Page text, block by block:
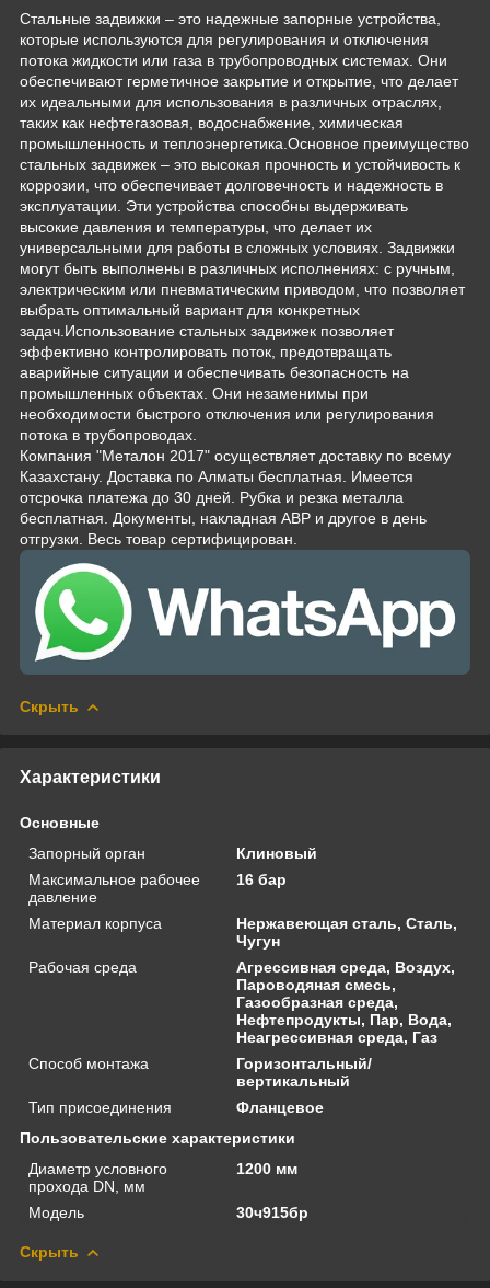
Стальные задвижки – это надежные запорные устройства,
которые используются для регулирования и отключения
потока жидкости или газа в трубопроводных системах. Они
обеспечивают герметичное закрытие и открытие, что делает
их идеальными для использования в различных отраслях,
таких как нефтегазовая, водоснабжение, химическая
промышленность и теплоэнергетика.Основное преимущество
стальных задвижек – это высокая прочность и устойчивость к
коррозии, что обеспечивает долговечность и надежность в
эксплуатации. Эти устройства способны выдерживать
высокие давления и температуры, что делает их
универсальными для работы в сложных условиях. Задвижки
могут быть выполнены в различных исполнениях: с ручным,
электрическим или пневматическим приводом, что позволяет
выбрать оптимальный вариант для конкретных
задач.Использование стальных задвижек позволяет
эффективно контролировать поток, предотвращать
аварийные ситуации и обеспечивать безопасность на
промышленных объектах. Они незаменимы при
необходимости быстрого отключения или регулирования
потока в трубопроводах.
Компания "Металон 2017" осуществляет доставку по всему
Казахстану. Доставка по Алматы бесплатная. Имеется
отсрочка платежа до 30 дней. Рубка и резка металла
бесплатная. Документы, накладная АВР и другое в день
отгрузки. Весь товар сертифицирован.
Скрыть
Характеристики
Основные
Запорный орган
Клиновый
Максимальное рабочее
давление
16 бар
Материал корпуса
Нержавеющая сталь, Сталь,
Чугун
Рабочая среда
Агрессивная среда, Воздух,
Пароводяная смесь,
Газообразная среда,
Нефтепродукты, Пар, Вода,
Неагрессивная среда, Газ
Способ монтажа
Горизонтальный/
вертикальный
Тип присоединения
Фланцевое
Пользовательские характеристики
Диаметр условного
прохода DN, мм
1200 мм
Модель 30ч915бр
Скрыть